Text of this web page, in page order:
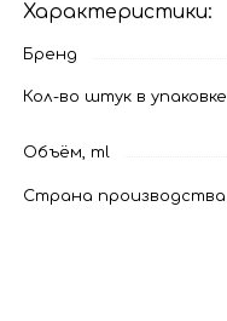
Характеристики:
Бренд
Кол-во штук в упаковке
Объём, ml
Страна производства